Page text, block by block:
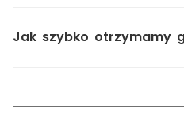
Jak szybko otrzymamy